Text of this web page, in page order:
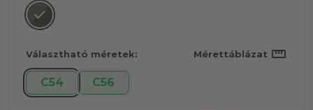
Választható méretek: Mérettáblázat straighten
C54 C56